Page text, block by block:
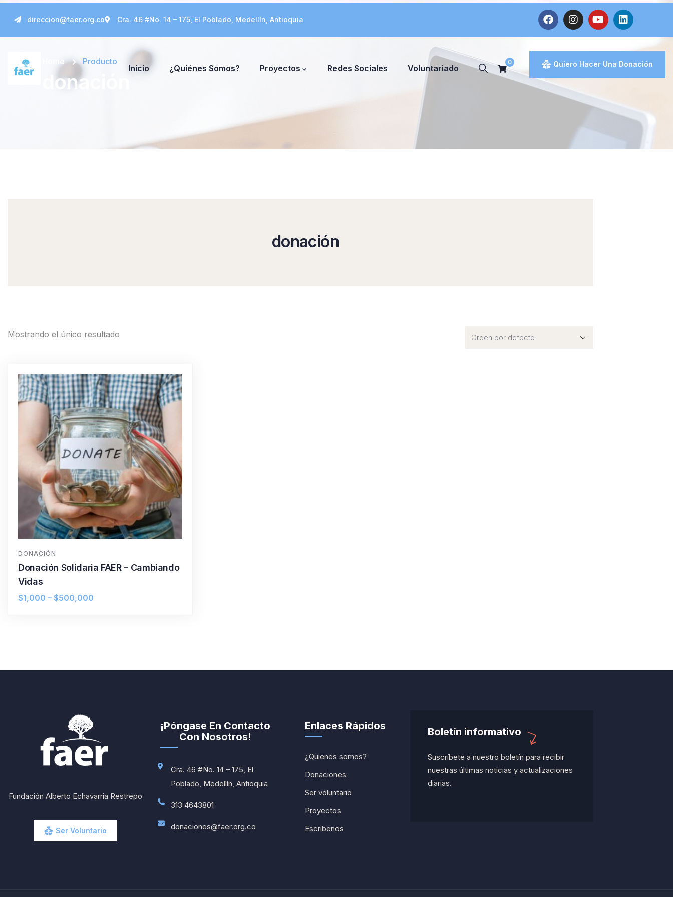
direccion@faer.org.co Cra. 46 #No. 14 – 175, El Poblado, Medellín, Antioquia
Inicio ¿Quiénes Somos? Proyectos Redes Sociales Voluntariado
0 Quiero Hacer Una Donación
Home Producto
donación
donación
Mostrando el único resultado
DONACIÓN
Donación Solidaria FAER – Cambiando
Vidas
$1,000 – $500,000
Fundación Alberto Echavarria Restrepo
Ser Voluntario
¡Póngase En Contacto
Con Nosotros!
Cra. 46 #No. 14 – 175, El
Poblado, Medellín, Antioquia
313 4643801
donaciones@faer.org.co
Enlaces Rápidos
¿Quienes somos?
Donaciones
Ser voluntario
Proyectos
Escribenos
Boletín informativo
Suscríbete a nuestro boletín para recibir
nuestras últimas noticias y actualizaciones
diarias.